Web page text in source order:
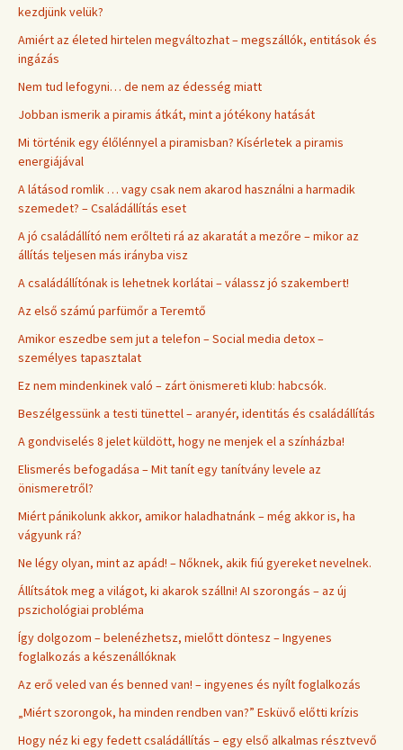
kezdjünk velük?
Amiért az életed hirtelen megváltozhat – megszállók, entitások és
ingázás
Nem tud lefogyni… de nem az édesség miatt
Jobban ismerik a piramis átkát, mint a jótékony hatását
Mi történik egy élőlénnyel a piramisban? Kísérletek a piramis
energiájával
A látásod romlik … vagy csak nem akarod használni a harmadik
szemedet? – Családállítás eset
A jó családállító nem erőlteti rá az akaratát a mezőre – mikor az
állítás teljesen más irányba visz
A családállítónak is lehetnek korlátai – válassz jó szakembert!
Az első számú parfümőr a Teremtő
Amikor eszedbe sem jut a telefon – Social media detox –
személyes tapasztalat
Ez nem mindenkinek való – zárt önismereti klub: habcsók.
Beszélgessünk a testi tünettel – aranyér, identitás és családállítás
A gondviselés 8 jelet küldött, hogy ne menjek el a színházba!
Elismerés befogadása – Mit tanít egy tanítvány levele az
önismeretről?
Miért pánikolunk akkor, amikor haladhatnánk – még akkor is, ha
vágyunk rá?
Ne légy olyan, mint az apád! – Nőknek, akik fiú gyereket nevelnek.
Állítsátok meg a világot, ki akarok szállni! AI szorongás – az új
pszichológiai probléma
Így dolgozom – belenézhetsz, mielőtt döntesz – Ingyenes
foglalkozás a készenállóknak
Az erő veled van és benned van! – ingyenes és nyílt foglalkozás
„Miért szorongok, ha minden rendben van?” Esküvő előtti krízis
Hogy néz ki egy fedett családállítás – egy első alkalmas résztvevő